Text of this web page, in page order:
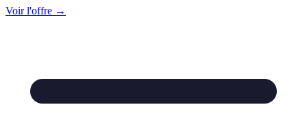
Voir l'offre →